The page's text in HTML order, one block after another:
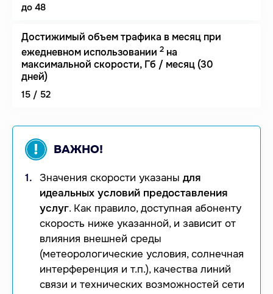
до 48
Достижимый объем трафика в месяц при
ежедневном использовании 2 на
максимальной скорости, Гб / месяц (30
дней)
15 / 52
! ВАЖНО!
Значения скорости указаны для
идеальных условий предоставления
услуг. Как правило, доступная абоненту
скорость ниже указанной, и зависит от
влияния внешней среды
(метеорологические условия, солнечная
интерференция и т.п.), качества линий
связи и технических возможностей сети